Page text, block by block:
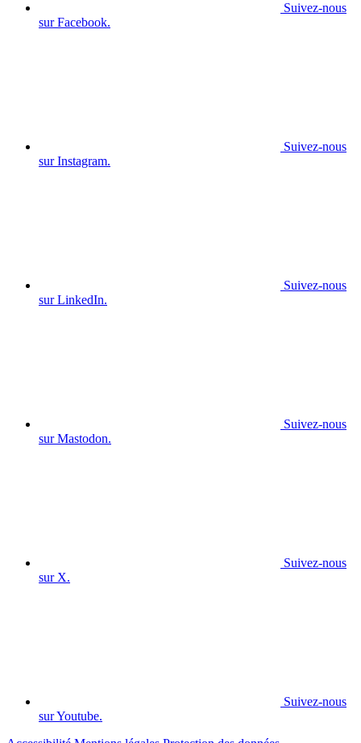
Suivez-nous
sur Facebook.
Suivez-nous
sur Instagram.
Suivez-nous
sur LinkedIn.
Suivez-nous
sur Mastodon.
Suivez-nous
sur X.
Suivez-nous
sur Youtube.